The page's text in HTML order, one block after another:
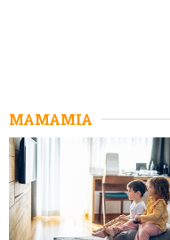
MAMAMIA